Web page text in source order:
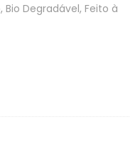
Degradável, Feito à